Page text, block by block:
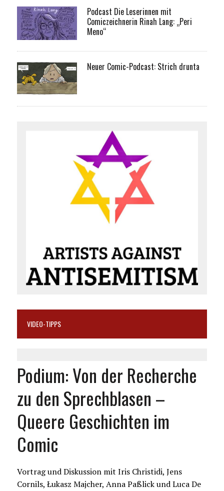
Podcast Die Leserinnen mit
Comiczeichnerin Rinah Lang: „Peri
Meno“
Neuer Comic-Podcast: Strich drunta
VIDEO-TIPPS
Podium: Von der Recherche
zu den Sprechblasen –
Queere Geschichten im
Comic
Vortrag und Diskussion mit Iris Christidi, Jens
Cornils, Łukasz Majcher, Anna Paßlick und Luca De